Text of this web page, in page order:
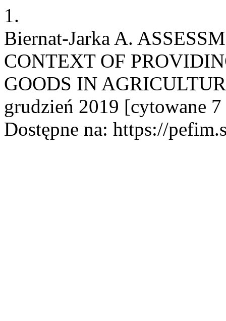
1.
Biernat-Jarka A.
CONTEXT OF
GOODS IN
grudzień 2019 [cytowane
Dostępne na: https://